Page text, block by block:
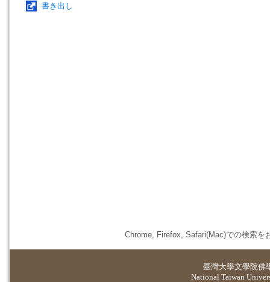
書き出し
Chrome, Firefox, Safari(Mac)での検索を
臺灣大學文學院佛
National Taiwan